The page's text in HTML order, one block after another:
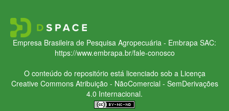
Empresa Brasileira de Pesquisa Agropecuária - Embrapa SAC:
https://www.embrapa.br/fale-conosco
O conteúdo do repositório está licenciado sob a Licença
Creative CommonsAtribuição - NãoComercial - SemDerivações
4.0 Internacional.